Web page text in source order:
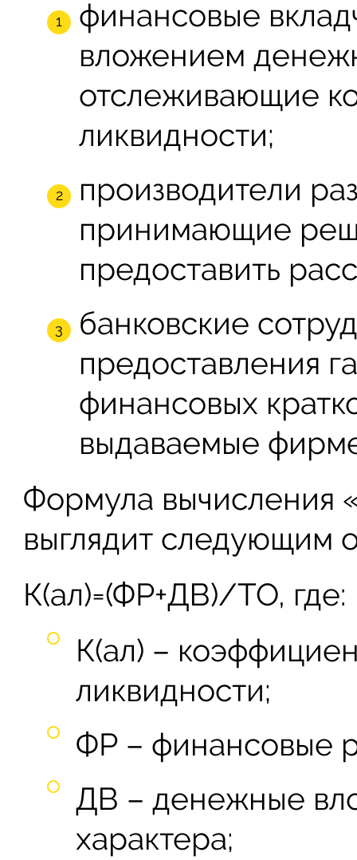
финансовые
вложением
отслеживающие
ликвидности;
производители
принимающие
предоставить
банковские
предоставления
финансовых
выдаваемые
Формула вычисления
выглядит следующим
К(ал)=(ФР+ДВ)/ТО, где:
К(ал) –
ликвидности;
ФР – финансовые
ДВ – денежные
характера;